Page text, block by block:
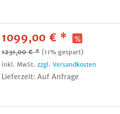
1099,00 € *
1231,00 € * (11% gespart)
inkl. MwSt.zzgl. Versandkosten
Lieferzeit: Auf Anfrage